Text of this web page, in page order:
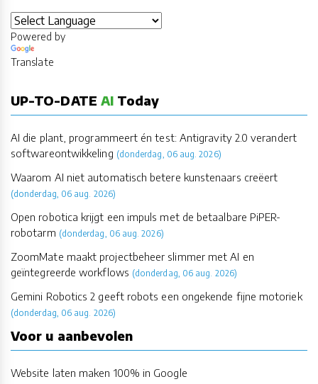
Powered by
Translate
UP-TO-DATE AI Today
AI die plant, programmeert én test: Antigravity 2.0 verandert
softwareontwikkeling (donderdag, 06 aug. 2026)
Waarom AI niet automatisch betere kunstenaars creëert
(donderdag, 06 aug. 2026)
Open robotica krijgt een impuls met de betaalbare PiPER-
robotarm (donderdag, 06 aug. 2026)
ZoomMate maakt projectbeheer slimmer met AI en
geïntegreerde workflows (donderdag, 06 aug. 2026)
Gemini Robotics 2 geeft robots een ongekende fijne motoriek
(donderdag, 06 aug. 2026)
Voor u aanbevolen
Website laten maken 100% in Google